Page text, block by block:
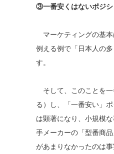
③一番安くはないポジシ
マーケティングの基本
例える例で「日本人の
す。
そして、このことを一
る）し、「一番安い」
は顕著になり、小規模
手メーカーの「型番商
があまりなかったのは事